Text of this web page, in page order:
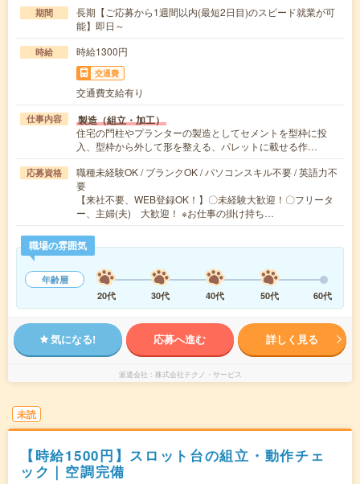
期間
長期【ご応募から1週間以内(最短2日目)のスピード就業が可
能】即日～
時給 時給1300円
交通費
交通費支給有り
仕事内容 製造（組立・加工）
住宅の門柱やプランターの製造としてセメントを型枠に投
入、型枠から外して形を整える、パレットに載せる作…
応募資格
職種未経験OK / ブランクOK / パソコンスキル不要 / 英語力不
要
【来社不要、WEB登録OK！】〇未経験大歓迎！〇フリータ
ー、主婦(夫) 大歓迎！ ※お仕事の掛け持ち…
職場の雰囲気
年齢層
20代
30代 40代 50代 60代
気になる! 応募へ進む 詳しく見る
派遣会社 株式会社テクノ・サービス
未読
【時給1500円】スロット台の組立・動作チェ
ック｜空調完備